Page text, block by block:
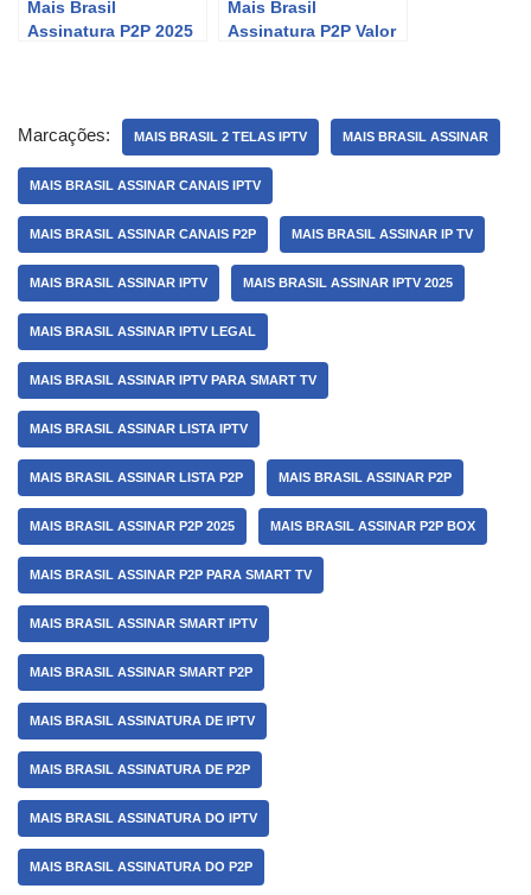
Mais Brasil
Assinatura P2P 2025
Mais Brasil
Assinatura P2P Valor
Marcações: MAIS BRASIL 2 TELAS IPTV MAIS BRASIL ASSINAR
MAIS BRASIL ASSINAR CANAIS IPTV
MAIS BRASIL ASSINAR CANAIS P2P MAIS BRASIL ASSINAR IP TV
MAIS BRASIL ASSINAR IPTV MAIS BRASIL ASSINAR IPTV 2025
MAIS BRASIL ASSINAR IPTV LEGAL
MAIS BRASIL ASSINAR IPTV PARA SMART TV
MAIS BRASIL ASSINAR LISTA IPTV
MAIS BRASIL ASSINAR LISTA P2P MAIS BRASIL ASSINAR P2P
MAIS BRASIL ASSINAR P2P 2025 MAIS BRASIL ASSINAR P2P BOX
MAIS BRASIL ASSINAR P2P PARA SMART TV
MAIS BRASIL ASSINAR SMART IPTV
MAIS BRASIL ASSINAR SMART P2P
MAIS BRASIL ASSINATURA DE IPTV
MAIS BRASIL ASSINATURA DE P2P
MAIS BRASIL ASSINATURA DO IPTV
MAIS BRASIL ASSINATURA DO P2P